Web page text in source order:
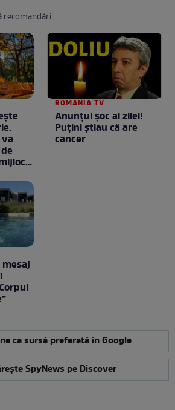
recomandări
ROMANIA TV
Anunţul şoc al zilei!
Puţini ştiau că are
cancer
ca sursă preferată în Google
SpyNews pe Discover